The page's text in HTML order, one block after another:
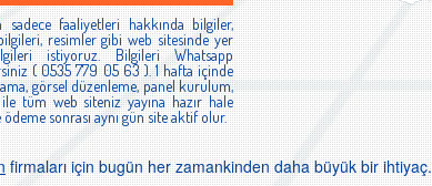
sadece faaliyetleri hakkında bilgiler,
resimler gibi web sitesinde yer
istiyoruz. Bilgileri Whatsapp
( 0535 779 05 63 ). 1 hafta içinde
görsel düzenleme, panel kurulum,
ile tüm web siteniz yayına hazır hale
ödeme sonrası aynı gün site aktif olur.
firmaları için bugün her zamankinden daha büyük bir ihtiyaç.